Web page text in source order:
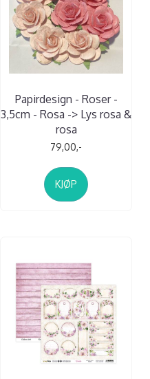
Papirdesign - Roser -
3,5cm - Rosa -> Lys rosa &
rosa
79,00,-
KJØP